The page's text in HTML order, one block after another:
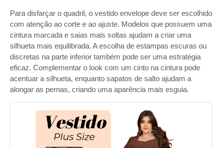
Para disfarçar o quadril, o vestido envelope deve ser escolhido
com atenção ao corte e ao ajuste. Modelos que possuem uma
cintura marcada e saias mais soltas ajudam a criar uma
silhueta mais equilibrada. A escolha de estampas escuras ou
discretas na parte inferior também pode ser uma estratégia
eficaz. Complementar o look com um cinto na cintura pode
acentuar a silhueta, enquanto sapatos de salto ajudam a
alongar as pernas, criando uma aparência mais esguia.